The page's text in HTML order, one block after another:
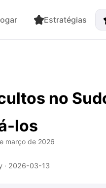
Estratégias
no
los
março de 2026
· 2026-03-13